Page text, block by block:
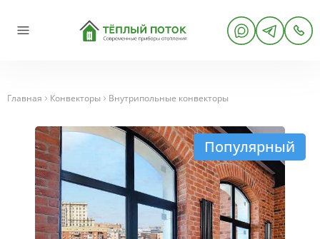
Главная Конвекторы Внутрипольные конвекторы
Популярный